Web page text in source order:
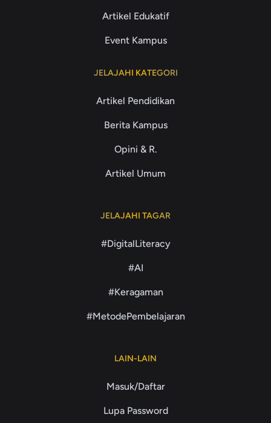
Artikel Edukatif
Event Kampus
JELAJAHI KATEGORI
Artikel Pendidikan
Berita Kampus
Opini & R.
Artikel Umum
JELAJAHI TAGAR
#DigitalLiteracy
#AI
#Keragaman
#MetodePembelajaran
LAIN-LAIN
Masuk/Daftar
Lupa Password